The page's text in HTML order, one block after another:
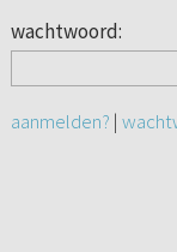
wachtwoord:
aanmelden? |